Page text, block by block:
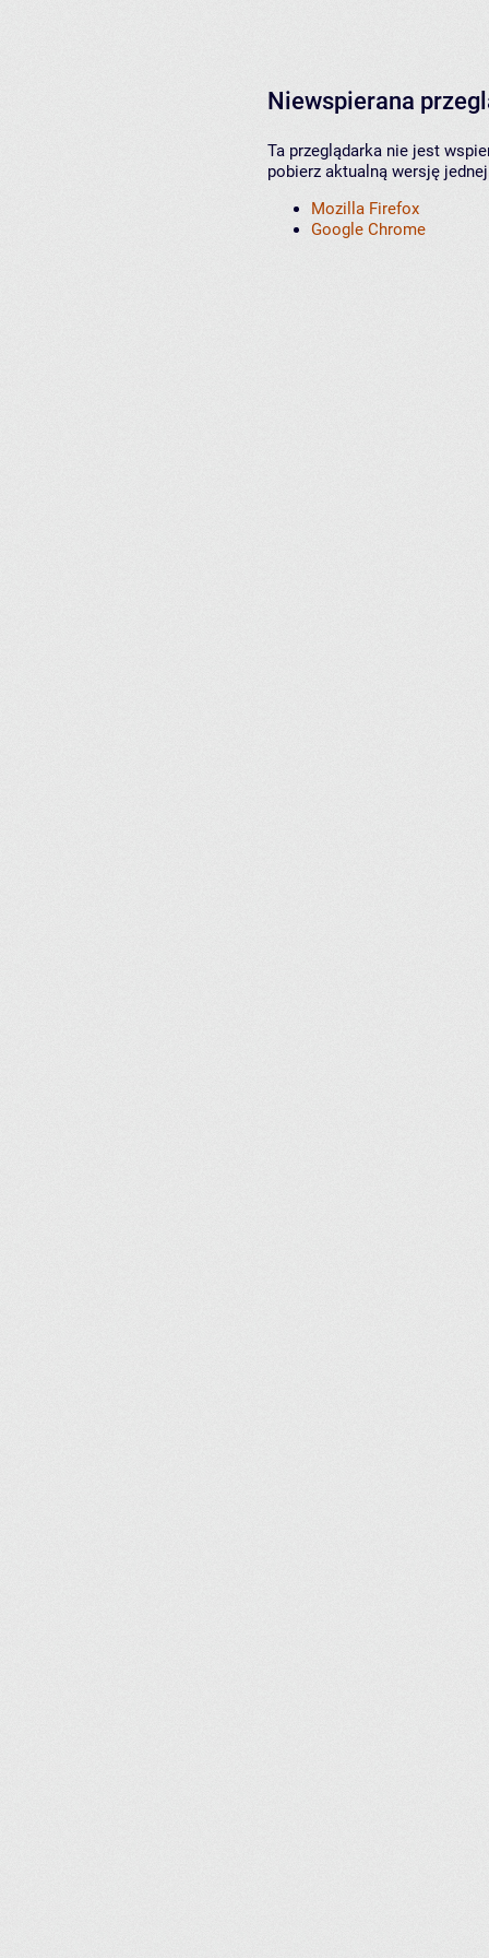
Niewspierana
Ta przeglądarka nie jest
pobierz aktualną wersję
Mozilla Firefox
Google Chrome